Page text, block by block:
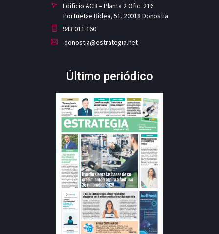
Edificio ACB – Planta 2 Ofic. 216
Portuetxe Bidea, 51. 20018 Donostia
943 011 160
donostia@estrategia.net
Último periódico